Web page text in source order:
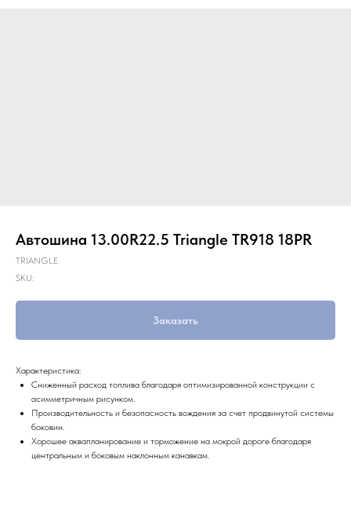
Автошина 13.00R22.5 Triangle TR918 18PR
TRIANGLE
SKU:
Заказать
Характеристика:
Сниженный расход топлива благодаря оптимизированной конструкции с
асимметричным рисунком.
Производительность и безопасность вождения за счет продвинутой системы
боковин.
Хорошее аквапланирование и торможение на мокрой дороге благодаря
центральным и боковым наклонным канавкам.